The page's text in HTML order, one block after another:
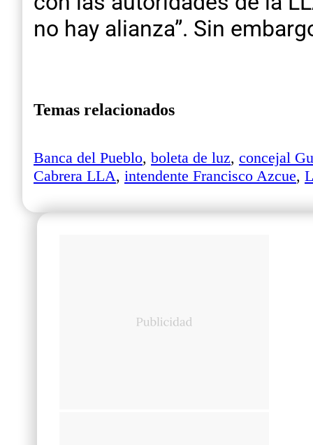
no hay alianza”. Sin
Temas relacionados
Banca del Pueblo, boleta de luz, concejal
Cabrera LLA, intendente Francisco Azcue,